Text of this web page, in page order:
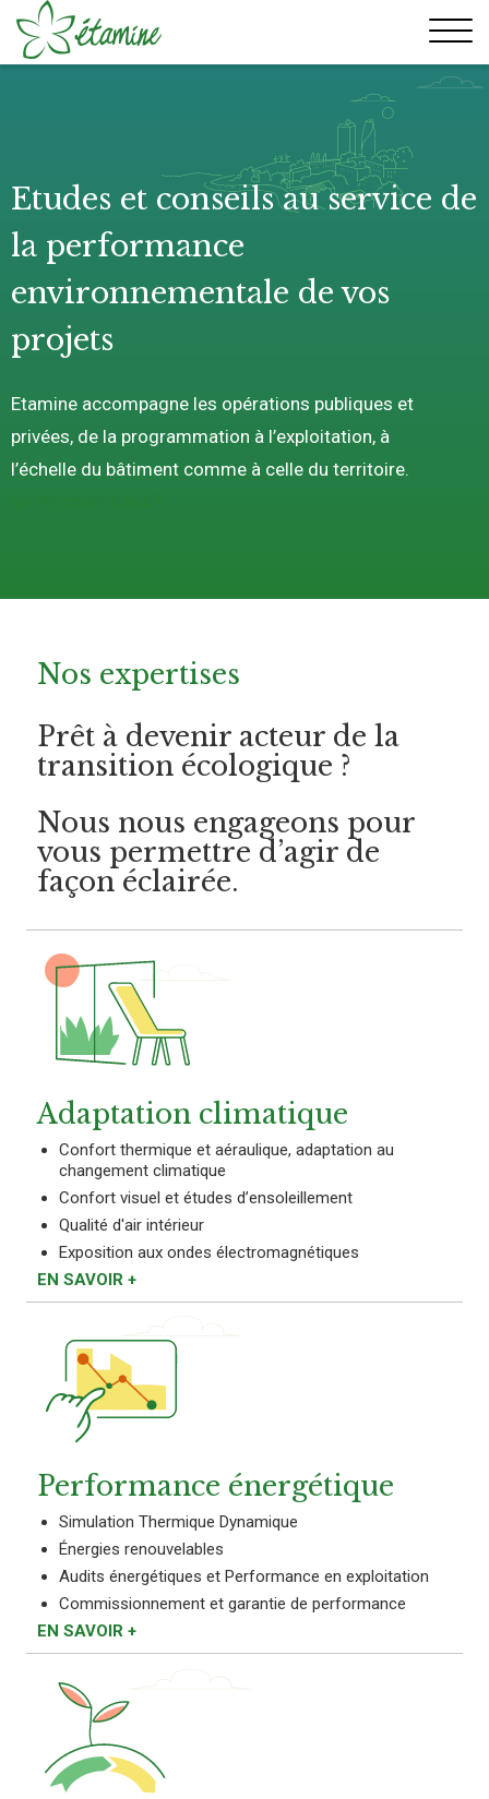
Etudes et conseils au service de
la performance
environnementale de vos
projets
Etamine accompagne les opérations publiques et
privées, de la programmation à l’exploitation, à
l’échelle du bâtiment comme à celle du territoire.
Performance énergétique
Simulation Thermique Dynamique
Énergies renouvelables
Audits énergétiques et Performance en exploitation
Commissionnement et garantie de performance
EN SAVOIR +
Adaptation climatique
Confort thermique et aéraulique, adaptation au
changement climatique
Confort visuel et études d’ensoleillement
Qualité d'air intérieur
Exposition aux ondes électromagnétiques
EN SAVOIR +
Nos expertises
Prêt à devenir acteur de la
transition écologique ?
Nous nous engageons pour
vous permettre d’agir de
façon éclairée.